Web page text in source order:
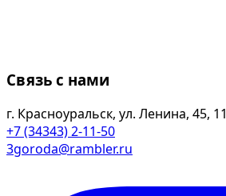
Связь с нами
г. Красноуральск, ул. Ленина, 45, 11
+7 (34343) 2-11-50
3goroda@rambler.ru